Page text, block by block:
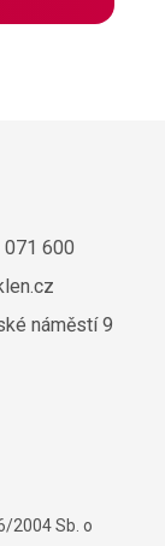
600
náměstí 9
2004 Sb. o